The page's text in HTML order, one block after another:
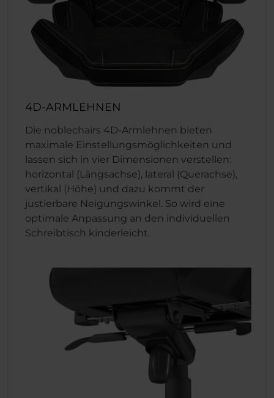
4D-ARMLEHNEN
Die noblechairs 4D-Armlehnen bieten
maximale Einstellungsmöglichkeiten und
lassen sich in vier Dimensionen verstellen:
horizontal (Längsachse), lateral (Querachse),
vertikal (Höhe) und dazu kommt der
justierbare Neigungswinkel. So wird eine
optimale Anpassung an den individuellen
Schreibtisch kinderleicht.